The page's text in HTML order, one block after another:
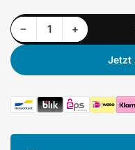
−Menge reduzieren für Luft Schlauch Oldtimer Moped 2.50 | 2.75 - 16 Ventil gerade
Anzahl +Menge erhöhen für Luft Schlauch Oldtimer Moped 2.50 | 2.75 - 16 Ventil gerade
Jetzt
Zahlungsmethoden